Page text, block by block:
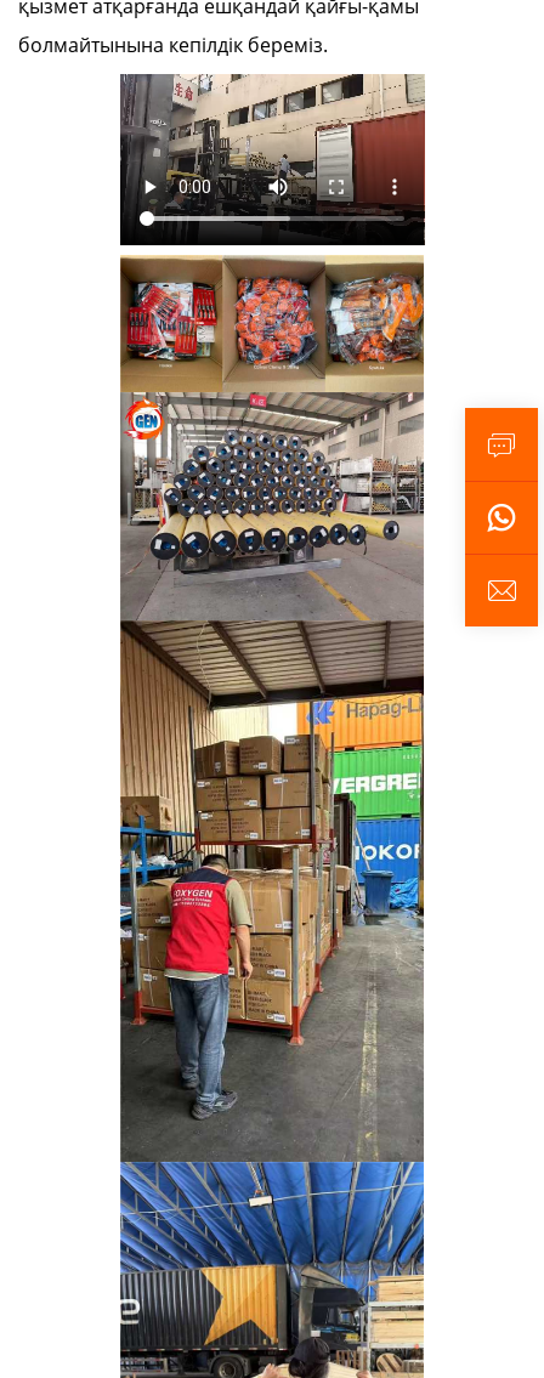
қызмет атқарғанда ешқандай қайғы-қамы
болмайтынына кепілдік береміз.